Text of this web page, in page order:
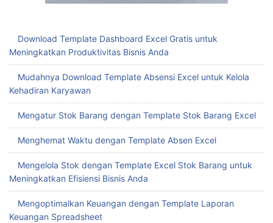
Download Template Dashboard Excel Gratis untuk
Meningkatkan Produktivitas Bisnis Anda
Mudahnya Download Template Absensi Excel untuk Kelola
Kehadiran Karyawan
Mengatur Stok Barang dengan Template Stok Barang Excel
Menghemat Waktu dengan Template Absen Excel
Mengelola Stok dengan Template Excel Stok Barang untuk
Meningkatkan Efisiensi Bisnis Anda
Mengoptimalkan Keuangan dengan Template Laporan
Keuangan Spreadsheet